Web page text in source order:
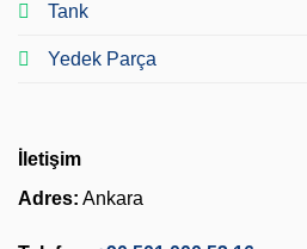
Tank
Yedek Parça
İletişim
Adres: Ankara